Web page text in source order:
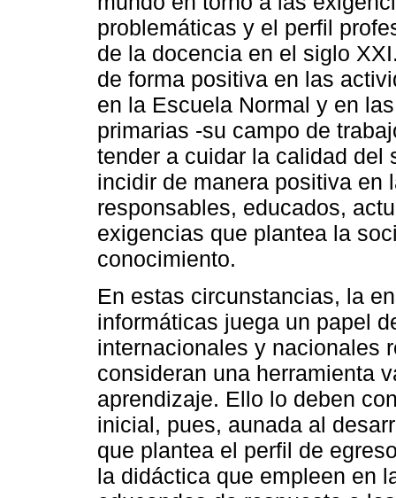
problemáticas y el perfil
de la docencia en el siglo
de forma positiva en las
en la Escuela Normal y en
primarias -su campo de
tender a cuidar la calidad del
incidir de manera positiva en
responsables, educados,
exigencias que plantea la
conocimiento.
En estas circunstancias, la
informáticas juega un papel
internacionales y nacionales
consideran una herramienta
aprendizaje. Ello lo deben
inicial, pues, aunada al
que plantea el perfil de
la didáctica que empleen en